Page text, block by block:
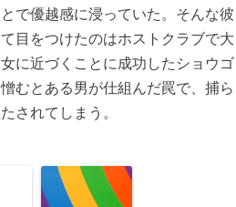
で優越感に浸っていた。そんな彼
目をつけたのはホストクラブで大
に近づくことに成功したショウゴ
むとある男が仕組んだ罠で、捕ら
されてしまう。